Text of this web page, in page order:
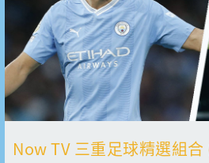
Now TV 三重足球精選組